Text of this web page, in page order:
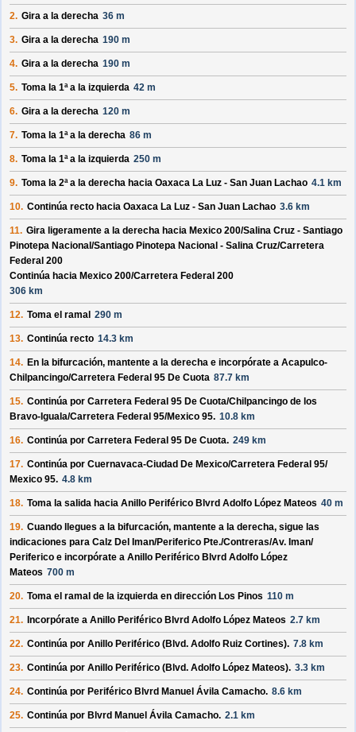
2. Gira a la derecha 36 m
3. Gira a la derecha 190 m
4. Gira a la derecha 190 m
5. Toma la 1ª a la izquierda 42 m
6. Gira a la derecha 120 m
7. Toma la 1ª a la derecha 86 m
8. Toma la 1ª a la izquierda 250 m
9. Toma la 2ª a la derecha hacia Oaxaca La Luz - San Juan Lachao 4.1 km
10. Continúa recto hacia Oaxaca La Luz - San Juan Lachao 3.6 km
11. Gira ligeramente a la derecha hacia Mexico 200/Salina Cruz - Santiago
Pinotepa Nacional/Santiago Pinotepa Nacional - Salina Cruz/Carretera
Federal 200
Continúa hacia Mexico 200/Carretera Federal 200
306 km
12. Toma el ramal 290 m
13. Continúa recto 14.3 km
14. En la bifurcación, mantente a la derecha e incorpórate a Acapulco-
Chilpancingo/Carretera Federal 95 De Cuota 87.7 km
15. Continúa por Carretera Federal 95 De Cuota/Chilpancingo de los
Bravo-Iguala/Carretera Federal 95/Mexico 95. 10.8 km
16. Continúa por Carretera Federal 95 De Cuota. 249 km
17. Continúa por Cuernavaca-Ciudad De Mexico/Carretera Federal 95/
Mexico 95. 4.8 km
18. Toma la salida hacia Anillo Periférico Blvrd Adolfo López Mateos 40 m
19. Cuando llegues a la bifurcación, mantente a la derecha, sigue las
indicaciones para Calz Del Iman/Periferico Pte./Contreras/Av. Iman/
Periferico e incorpórate a Anillo Periférico Blvrd Adolfo López
Mateos 700 m
20. Toma el ramal de la izquierda en dirección Los Pinos 110 m
21. Incorpórate a Anillo Periférico Blvrd Adolfo López Mateos 2.7 km
22. Continúa por Anillo Periférico (Blvd. Adolfo Ruiz Cortines). 7.8 km
23. Continúa por Anillo Periférico (Blvd. Adolfo López Mateos). 3.3 km
24. Continúa por Periférico Blvrd Manuel Ávila Camacho. 8.6 km
25. Continúa por Blvrd Manuel Ávila Camacho. 2.1 km